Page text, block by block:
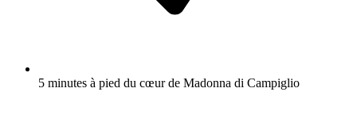
5 minutes à pied du cœur de Madonna di Campiglio